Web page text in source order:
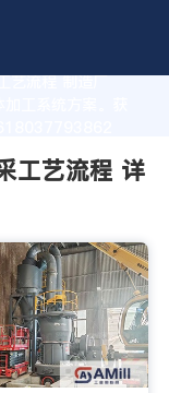
艺流程 制造厂
工系统方案。获
工艺流程 详